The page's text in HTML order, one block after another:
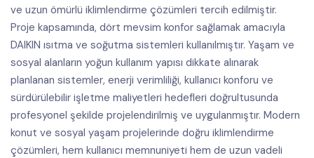
İletişim
FIYAT
LISTELERI
TEKLIF
AL
ve uzun ömürlü iklimlendirme çözümleri tercih edilmiştir.
Proje kapsamında, dört mevsim konfor sağlamak amacıyla
DAIKIN ısıtma ve soğutma sistemleri kullanılmıştır. Yaşam ve
sosyal alanların yoğun kullanım yapısı dikkate alınarak
planlanan sistemler, enerji verimliliği, kullanıcı konforu ve
sürdürülebilir işletme maliyetleri hedefleri doğrultusunda
profesyonel şekilde projelendirilmiş ve uygulanmıştır. Modern
konut ve sosyal yaşam projelerinde doğru iklimlendirme
çözümleri, hem kullanıcı memnuniyeti hem de uzun vadeli